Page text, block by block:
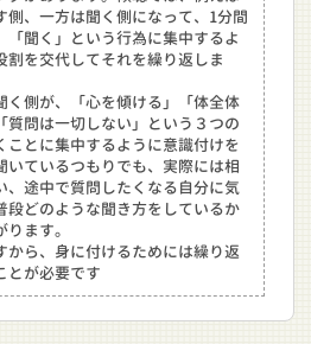
側、一方は聞く側になって、1分間
「聞く」という行為に集中するよ
割を交代してそれを繰り返しま
く側が、「心を傾ける」「体全体
質問は一切しない」という３つの
ことに集中するように意識付けを
いているつもりでも、実際には相
、途中で質問したくなる自分に気
段どのような聞き方をしているか
ます。
から、身に付けるためには繰り返
とが必要です